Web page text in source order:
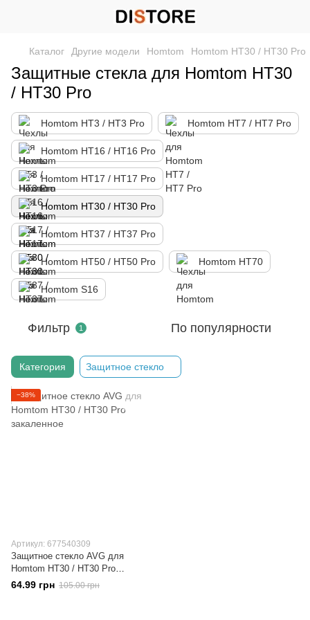
Каталог Другие модели Homtom Homtom HT30 / HT30 Pro
Защитные стекла для Homtom HT30
/ HT30 Pro
Homtom HT3 / HT3 Pro Homtom HT7 / HT7 Pro
Homtom HT16 / HT16 Pro
Homtom HT17 / HT17 Pro
Homtom HT30 / HT30 Pro
Homtom HT37 / HT37 Pro
Homtom HT50 / HT50 Pro Homtom HT70
Homtom S16
Фильтр 1 По популярности
Категория Защитное стекло
−38%
Артикул: 677540309
Защитное стекло AVG для
Homtom HT30 / HT30 Pro
закаленное
64.99 грн 105.00 грн